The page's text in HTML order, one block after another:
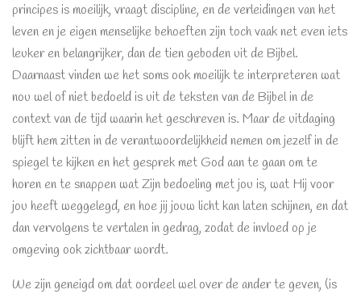
principes is moeilijk, vraagt discipline, en de verleidingen van het
leven en je eigen menselijke behoeften zijn toch vaak net even iets
leuker en belangrijker, dan de tien geboden uit de Bijbel.
Daarnaast vinden we het soms ook moeilijk te interpreteren wat
nou wel of niet bedoeld is uit de teksten van de Bijbel in de
context van de tijd waarin het geschreven is. Maar de uitdaging
blijft hem zitten in de verantwoordelijkheid nemen om jezelf in de
spiegel te kijken en het gesprek met God aan te gaan om te
horen en te snappen wat Zijn bedoeling met jou is, wat Hij voor
jou heeft weggelegd, en hoe jij jouw licht kan laten schijnen, en dat
dan vervolgens te vertalen in gedrag, zodat de invloed op je
omgeving ook zichtbaar wordt.
We zijn geneigd om dat oordeel wel over de ander te geven, (is